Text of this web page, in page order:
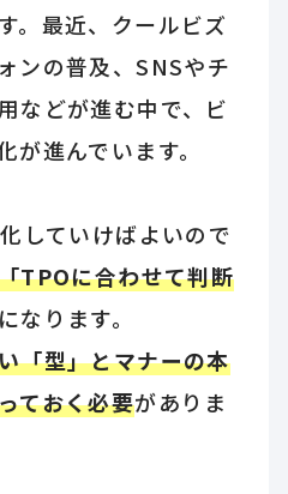
。最近、クールビズ
ンの普及、SNSやチ
などが進む中で、ビ
が進んでいます。
していけばよいので
TPOに合わせて判断
になります。
「型」とマナーの本
ておく必要がありま